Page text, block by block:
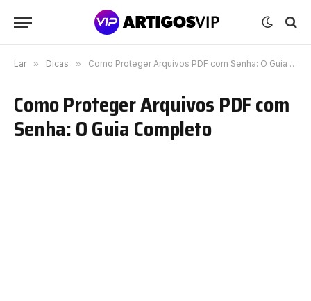
Lar » Dicas » Como Proteger Arquivos PDF com Senha: O Guia Completo
Como Proteger Arquivos PDF com
Senha: O Guia Completo